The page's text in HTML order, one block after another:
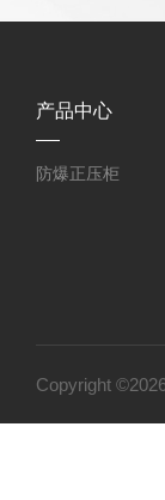
产品中心
防爆正压柜
Copyright